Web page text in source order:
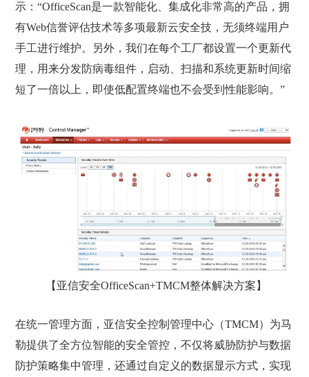
示：“OfficeScan是一款智能化、集成化非常高的产品，拥
有Web信誉评估技术等多项最新云安全技，无须终端用户
手工进行维护。另外，我们在每个工厂都设置一个更新代
理，用来分发防病毒组件，启动、扫描和系统更新时间缩
短了一倍以上，即使低配置终端也不会受到性能影响。”
【亚信安全OfficeScan+TMCM整体解决方案】
在统一管理方面，亚信安全控制管理中心（TMCM）为马
勒提供了全方位智能的安全管控，不仅将威胁防护与数据
防护策略集中管理，还通过自定义的数据显示方式，实现